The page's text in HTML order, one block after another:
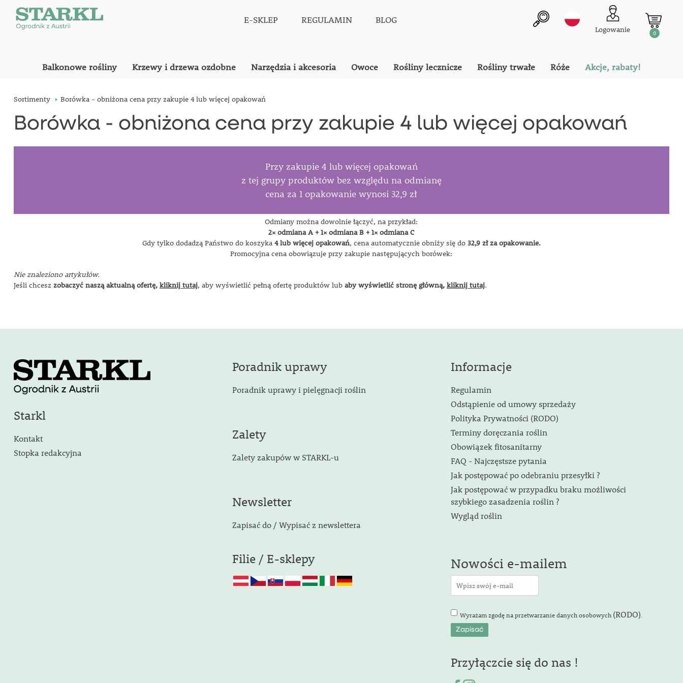
E-SKLEP REGULAMIN BLOG
Logowanie 0
Balkonowe rośliny Krzewy i drzewa ozdobne Narzędzia i akcesoria Owoce Rośliny lecznicze Rośliny trwałe Róże Akcje, rabaty!
Sortimenty Borówka - obniżona cena przy zakupie 4 lub więcej opakowań
Borówka - obniżona cena przy zakupie 4 lub więcej opakowań
Przy zakupie 4 lub więcej opakowań
z tej grupy produktów bez względu na odmianę
cena za 1 opakowanie wynosi 32,9 zł
Odmianymożnadowolniełączyć,naprzykład:
2×odmianaA +1×odmianaB +1×odmianaC
Gdy tylko dodadzą Państwo do koszyka 4lub więcej opakowań, cena automatycznie obniży się do 32,9 złzaopakowanie.
Promocyjnacenaobowiązujeprzyzakupienastępującychborówek:
Nie znaleziono artykułów.
Jeśli chcesz zobaczyć naszą aktualną ofertę, kliknij tutaj, aby wyświetlić pełną ofertę produktów lub aby wyświetlić stronę główną, kliknij tutaj.
Starkl
Kontakt
Stopka redakcyjna
Poradnik uprawy
Poradnik uprawy i pielęgnacji roślin
Zalety
Zalety zakupów w STARKL-u
Newsletter
Zapisać do / Wypisać z newslettera
Filie / E-sklepy
Informacje
Regulamin
Odstąpienie od umowy sprzedaży
Polityka Prywatności (RODO)
Terminy doręczania roślin
Obowiązek fitosanitarny
FAQ - Najczęstsze pytania
Jak postępować po odebraniu przesyłki ?
Jak postępować w przypadku braku możliwości
szybkiego zasadzenia roślin ?
Wygląd roślin
Nowości e-mailem
Wyrażam zgodę na przetwarzanie danych osobowych (RODO)
Przyłączcie się do nas !